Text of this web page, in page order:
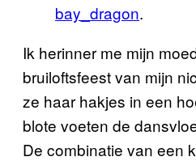
bay_dragon.
Ik herinner me mijn
bruiloftsfeest van mijn
ze haar hakjes in een
blote voeten de
De combinatie van een